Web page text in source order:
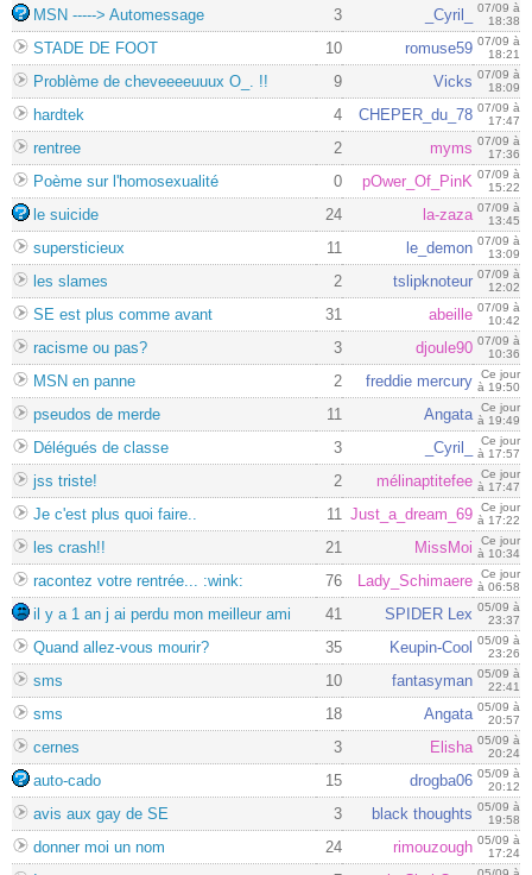
MSN -----> Automessage 3 _Cyril_
07/09 à
18:38
STADE DE FOOT 10 romuse59 07/09 à
18:21
Problème de cheveeeeuuux O_. !! 9 Vicks 07/09 à
18:09
hardtek 4 CHEPER_du_78 07/09 à
17:47
rentree 2 myms 07/09 à
17:36
Poème sur l'homosexualité 0 pOwer_Of_PinK 07/09 à
15:22
le suicide 24 la-zaza 07/09 à
13:45
supersticieux 11 le_demon 07/09 à
13:09
les slames 2 tslipknoteur 07/09 à
12:02
SE est plus comme avant 31 abeille 07/09 à
10:42
racisme ou pas? 3 djoule90 07/09 à
10:36
MSN en panne 2 freddie mercury
Ce jour
à 19:50
pseudos de merde 11 Angata
Ce jour
à 19:49
Délégués de classe 3 _Cyril_
Ce jour
à 17:57
jss triste! 2 mélinaptitefee
Ce jour
à 17:47
Je c'est plus quoi faire.. 11 Just_a_dream_69
Ce jour
à 17:22
les crash!! 21 MissMoi
Ce jour
à 10:34
racontez votre rentrée... :wink: 76 Lady_Schimaere
Ce jour
à 06:58
il y a 1 an j ai perdu mon meilleur ami 41 SPIDER Lex 05/09 à
23:37
Quand allez-vous mourir? 35 Keupin-Cool
05/09 à
23:26
sms 10 fantasyman 05/09 à
22:41
sms 18 Angata 05/09 à
20:57
cernes 3 Elisha 05/09 à
20:24
auto-cado 15 drogba06 05/09 à
20:12
avis aux gay de SE 3 black thoughts 05/09 à
19:58
donner moi un nom 24 rimouzough 05/09 à
17:24